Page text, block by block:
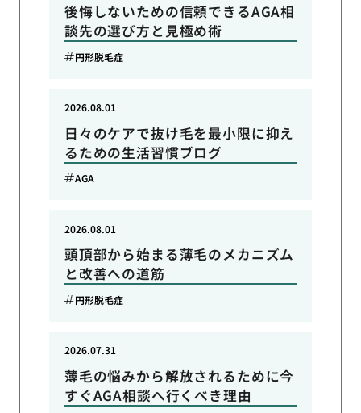
後悔しないための信頼できるAGA相
談先の選び方と見極め術
円形脱毛症
日々のケアで抜け毛を最小限に抑え
るための生活習慣ブログ
2026.08.01
AGA
頭頂部から始まる薄毛のメカニズム
と改善への道筋
2026.08.01
円形脱毛症
薄毛の悩みから解放されるために今
すぐAGA相談へ行くべき理由
2026.07.31